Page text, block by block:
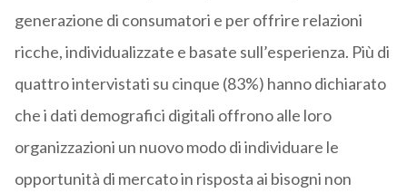
generazione di consumatori e per offrire relazioni
ricche, individualizzate e basate sull’esperienza. Più di
quattro intervistati su cinque (83%) hanno dichiarato
che i dati demografici digitali offrono alle loro
organizzazioni un nuovo modo di individuare le
opportunità di mercato in risposta ai bisogni non